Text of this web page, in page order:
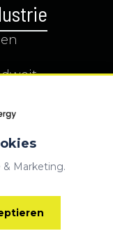
& Marketing.